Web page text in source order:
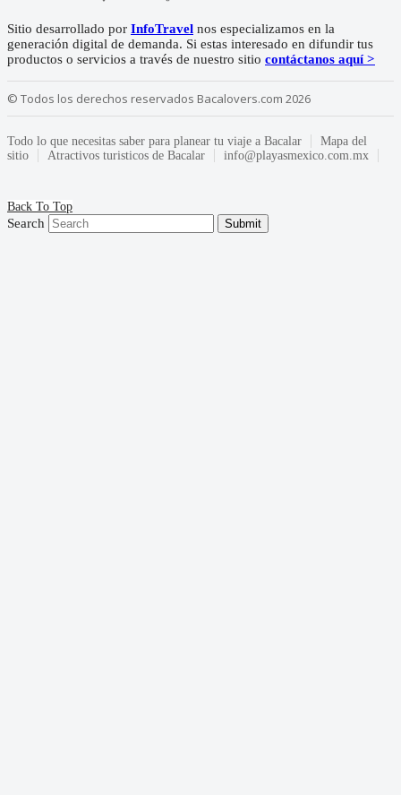
Sitio desarrollado por InfoTravel nos especializamos en la
generación digital de demanda. Si estas interesado en difundir tus
productos o servicios a través de nuestro sitio contáctanos aquí >
© Todos los derechos reservados Bacalovers.com 2026
Todo lo que necesitas saber para planear tu viaje a Bacalar
Mapa del
sitio
Atractivos turisticos de Bacalar info@playasmexico.com.mx
Back To Top
Search Submit